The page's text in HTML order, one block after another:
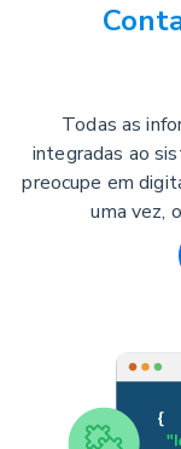
Todas as
integradas ao
preocupe em
uma vez,